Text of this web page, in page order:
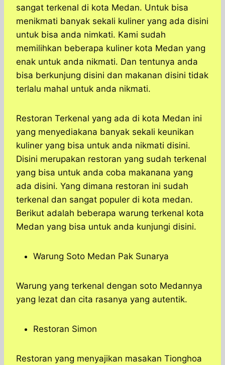
sangat terkenal di kota Medan. Untuk bisa
menikmati banyak sekali kuliner yang ada disini
untuk bisa anda nimkati. Kami sudah
memilihkan beberapa kuliner kota Medan yang
enak untuk anda nikmati. Dan tentunya anda
bisa berkunjung disini dan makanan disini tidak
terlalu mahal untuk anda nikmati.
Restoran Terkenal yang ada di kota Medan ini
yang menyediakana banyak sekali keunikan
kuliner yang bisa untuk anda nikmati disini.
Disini merupakan restoran yang sudah terkenal
yang bisa untuk anda coba makanana yang
ada disini. Yang dimana restoran ini sudah
terkenal dan sangat populer di kota medan.
Berikut adalah beberapa warung terkenal kota
Medan yang bisa untuk anda kunjungi disini.
Warung Soto Medan Pak Sunarya
Warung yang terkenal dengan soto Medannya
yang lezat dan cita rasanya yang autentik.
Restoran Simon
Restoran yang menyajikan masakan Tionghoa